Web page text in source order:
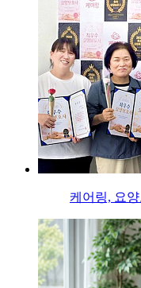
케어링, 요